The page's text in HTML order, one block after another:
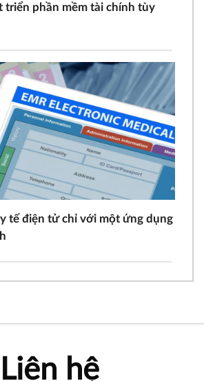
triển phần mềm tài chính tùy
tế điện tử chỉ với một ứng dụng
Liên hệ